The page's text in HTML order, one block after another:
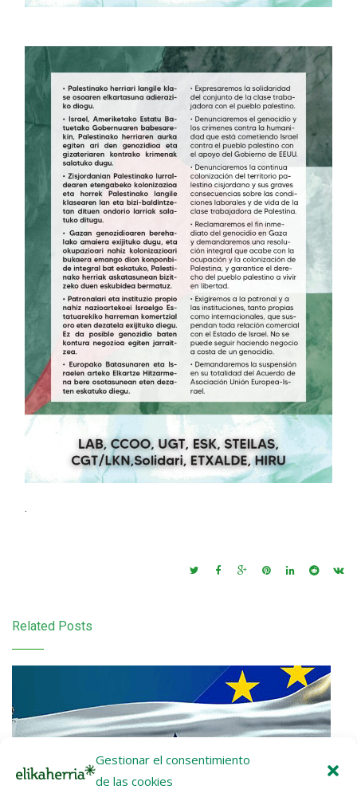
Gestionar el consentimiento
de las cookies
.
Related Posts